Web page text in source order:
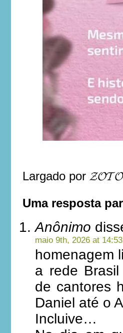
Largado por 𝓩𝓞𝓣𝓞
Uma resposta
Anônimo
maio 9th, 2026 at 14:53
homenagem
a rede
de cantores
Daniel até o
Incluive…